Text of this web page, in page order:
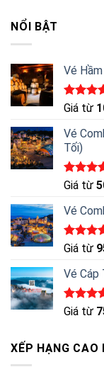
NỔI BẬT
Vé
Được
5 sao
Giá từ
Vé
Tối)
Được
5 sao
Giá từ
Vé
Được
5 sao
Giá từ
Vé Cáp
Được
Giá từ
XẾP HẠNG CAO